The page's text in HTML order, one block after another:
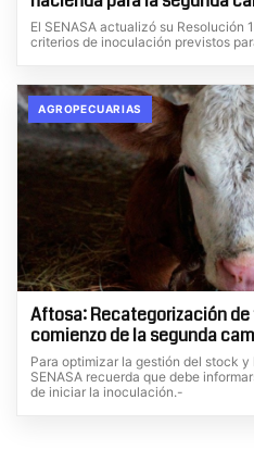
El SENASA actualizó su Resolución
criterios de inoculación previstos
AGROPECUARIAS
Aftosa: Recategorización
comienzo de la segunda
Para optimizar la gestión del stock
SENASA recuerda que debe
de iniciar la inoculación.-